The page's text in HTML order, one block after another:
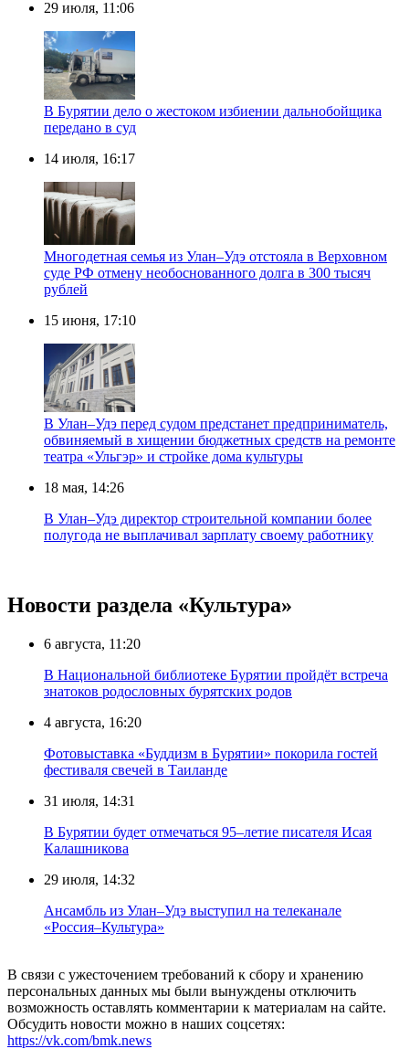
29 июля, 11:06
В Бурятии дело о жестоком избиении дальнобойщика
передано в суд
14 июля, 16:17
Многодетная семья из Улан–Удэ отстояла в Верховном
суде РФ отмену необоснованного долга в 300 тысяч
рублей
15 июня, 17:10
В Улан–Удэ перед судом предстанет предприниматель,
обвиняемый в хищении бюджетных средств на ремонте
театра «Ульгэр» и стройке дома культуры
18 мая, 14:26
В Улан–Удэ директор строительной компании более
полугода не выплачивал зарплату своему работнику
Новости раздела «Культура»
6 августа, 11:20
В Национальной библиотеке Бурятии пройдёт встреча
знатоков родословных бурятских родов
4 августа, 16:20
Фотовыставка «Буддизм в Бурятии» покорила гостей
фестиваля свечей в Таиланде
31 июля, 14:31
В Бурятии будет отмечаться 95–летие писателя Исая
Калашникова
29 июля, 14:32
Ансамбль из Улан–Удэ выступил на телеканале
«Россия–Культура»
В связи с ужесточением требований к сбору и хранению
персональных данных мы были вынуждены отключить
возможность оставлять комментарии к материалам на сайте.
Обсудить новости можно в наших соцсетях:
https://vk.com/bmk.news